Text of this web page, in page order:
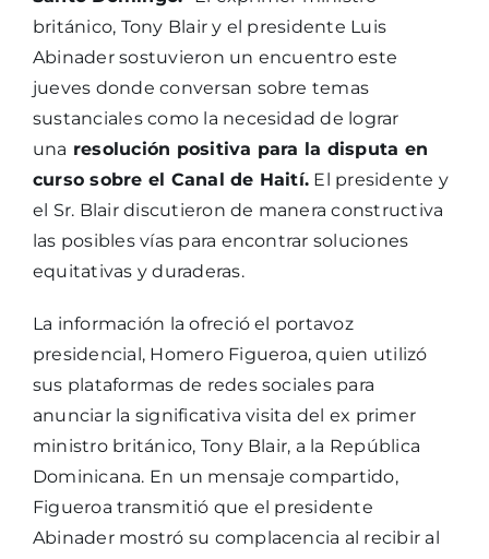
británico, Tony Blair y el presidente Luis
Abinader sostuvieron un encuentro este
jueves donde conversan sobre temas
sustanciales como la necesidad de lograr
una resolución positiva para la disputa en
curso sobre el Canal de Haití. El presidente y
el Sr. Blair discutieron de manera constructiva
las posibles vías para encontrar soluciones
equitativas y duraderas.
La información la ofreció el portavoz
presidencial, Homero Figueroa, quien utilizó
sus plataformas de redes sociales para
anunciar la significativa visita del ex primer
ministro británico, Tony Blair, a la República
Dominicana. En un mensaje compartido,
Figueroa transmitió que el presidente
Abinader mostró su complacencia al recibir al